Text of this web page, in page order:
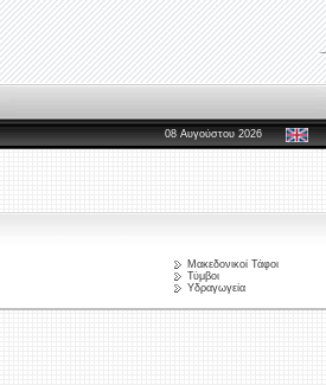
08 Αυγούστου 2026
Μακεδονικοί Τάφοι
Τύμβοι
Υδραγωγεία